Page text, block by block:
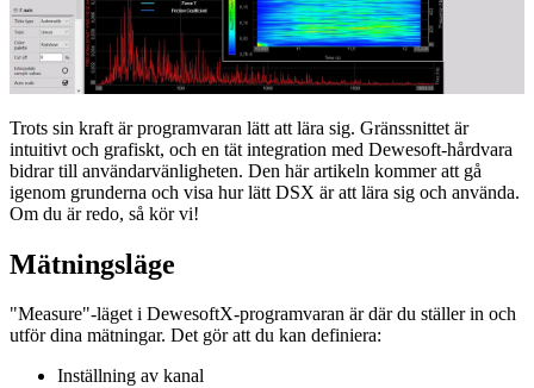
Trots sin kraft är programvaran lätt att lära sig. Gränssnittet är
intuitivt och grafiskt, och en tät integration med Dewesoft-hårdvara
bidrar till användarvänligheten. Den här artikeln kommer att gå
igenom grunderna och visa hur lätt DSX är att lära sig och använda.
Om du är redo, så kör vi!
Mätningsläge
"Measure"-läget i DewesoftX-programvaran är där du ställer in och
utför dina mätningar. Det gör att du kan definiera:
Inställning av kanal